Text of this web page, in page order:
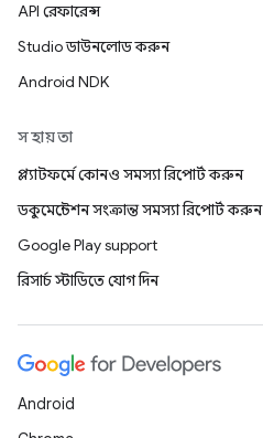
API রেফারেন্স
Studio ডাউনলোড করুন
Android NDK
সহায়তা
প্ল্যাটফর্মে কোনও সমস্যা রিপোর্ট করুন
ডকুমেন্টেশন সংক্রান্ত সমস্যা রিপোর্ট করুন
Google Play support
রিসার্চ স্টাডিতে যোগ দিন
Android